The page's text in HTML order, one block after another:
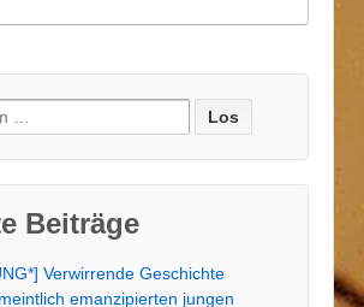
Beiträge
Verwirrende Geschichte
emanzipierten jungen